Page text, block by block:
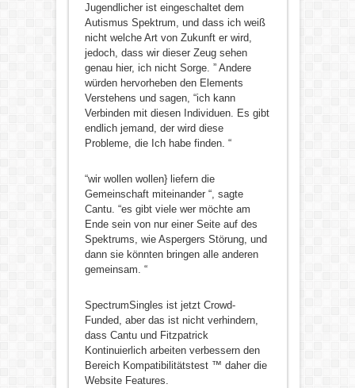
Jugendlicher ist eingeschaltet dem
Autismus Spektrum, und dass ich weiß
nicht welche Art von Zukunft er wird,
jedoch, dass wir dieser Zeug sehen
genau hier, ich nicht Sorge. ” Andere
würden hervorheben den Elements
Verstehens und sagen, “ich kann
Verbinden mit diesen Individuen. Es gibt
endlich jemand, der wird diese
Probleme, die Ich habe finden. “
“wir wollen wollen} liefern die
Gemeinschaft miteinander “, sagte
Cantu. “es gibt viele wer möchte am
Ende sein von nur einer Seite auf des
Spektrums, wie Aspergers Störung, und
dann sie könnten bringen alle anderen
gemeinsam. “
SpectrumSingles ist jetzt Crowd-
Funded, aber das ist nicht verhindern,
dass Cantu und Fitzpatrick
Kontinuierlich arbeiten verbessern den
Bereich Kompatibilitätstest ™ daher die
Website Features.